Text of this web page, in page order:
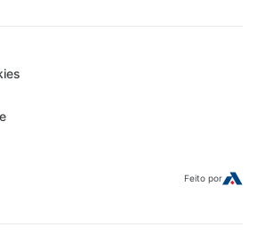
Feito por